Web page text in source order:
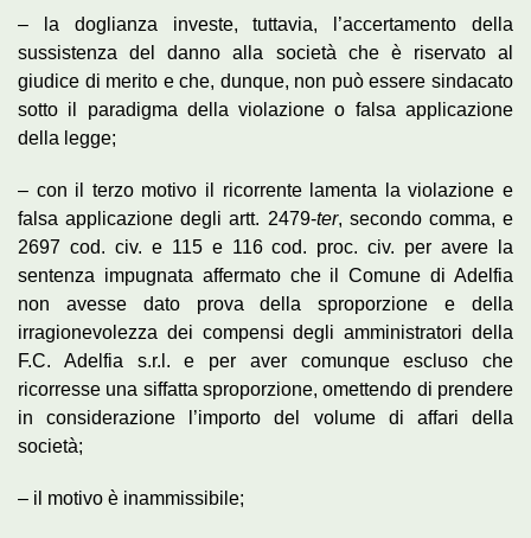
– la doglianza investe, tuttavia, l’accertamento della
sussistenza del danno alla società che è riservato al
giudice di merito e che, dunque, non può essere sindacato
sotto il paradigma della violazione o falsa applicazione
della legge;
– con il terzo motivo il ricorrente lamenta la violazione e
falsa applicazione degli artt. 2479-ter, secondo comma, e
2697 cod. civ. e 115 e 116 cod. proc. civ. per avere la
sentenza impugnata affermato che il Comune di Adelfia
non avesse dato prova della sproporzione e della
irragionevolezza dei compensi degli amministratori della
F.C. Adelfia s.r.l. e per aver comunque escluso che
ricorresse una siffatta sproporzione, omettendo di prendere
in considerazione l’importo del volume di affari della
società;
– il motivo è inammissibile;